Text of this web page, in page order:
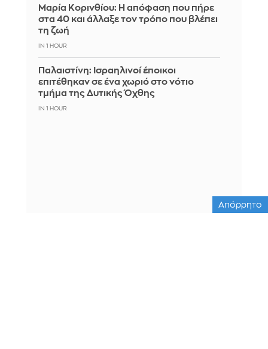
Μαρία Κορινθίου: Η απόφαση που πήρε
στα 40 και άλλαξε τον τρόπο που βλέπει
τη ζωή
IN 1 HOUR
Παλαιστίνη: Ισραηλινοί έποικοι
επιτέθηκαν σε ένα χωριό στο νότιο
τμήμα της Δυτικής Όχθης
IN 1 HOUR
Απόρρητο